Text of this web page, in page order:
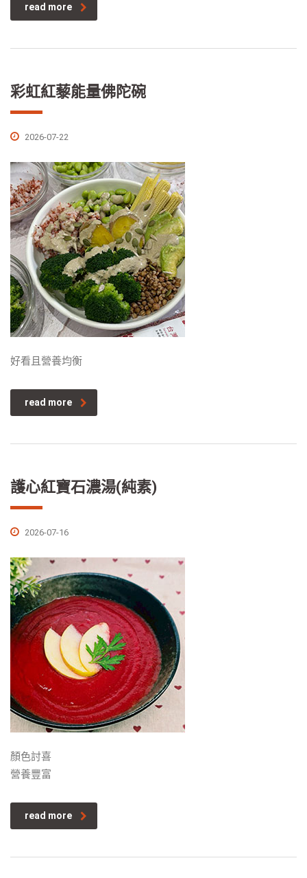
read more
彩虹紅藜能量佛陀碗
2026-07-22
好看且營養均衡
read more
護心紅寶石濃湯(純素)
2026-07-16
顏色討喜
營養豐富
read more